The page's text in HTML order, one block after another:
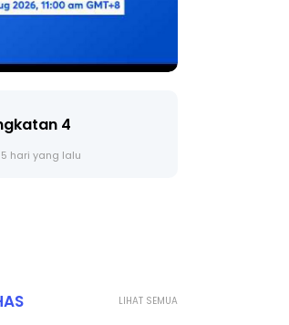
4
5 hari yang lalu
LIHAT SEMUA